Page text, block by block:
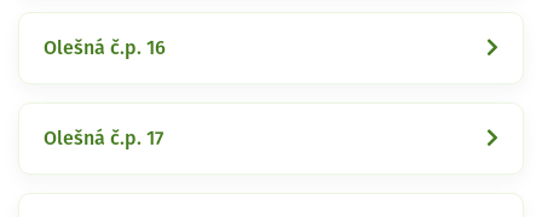
Olešná č.p. 16
Olešná č.p. 17